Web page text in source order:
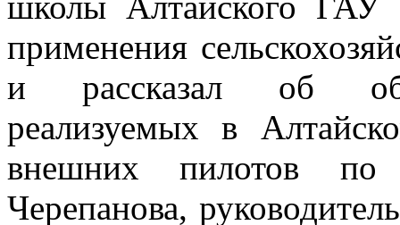
применения
и рассказал об
реализуемых в
внешних пилотов
Черепанова,